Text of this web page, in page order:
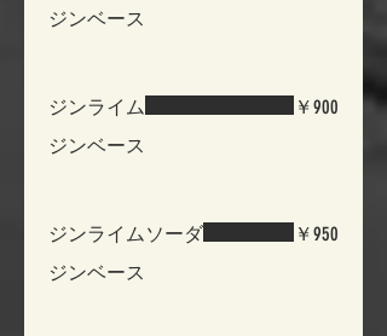
ジンベース
ジンライム
ジンベース
￥900
ジンライムソーダ
ジンベース
￥950